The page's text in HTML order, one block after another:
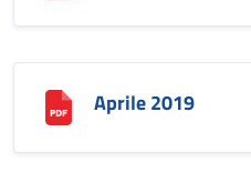
Aprile 2019